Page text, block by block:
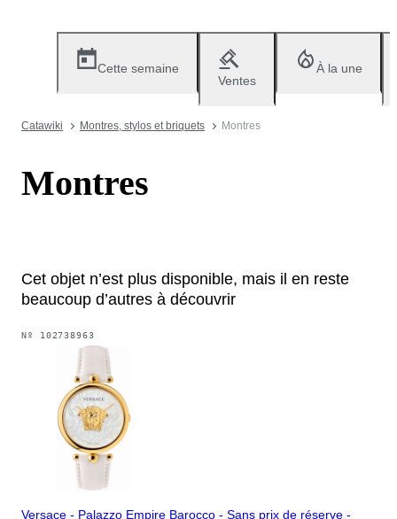
Cette semaine
Ventes
À la une
Catawiki Montres, stylos et briquets Montres
Montres
Cet objet n’est plus disponible, mais il en reste
beaucoup d’autres à découvrir
Nº 102738963
Versace - Palazzo Empire Barocco - Sans prix de réserve -